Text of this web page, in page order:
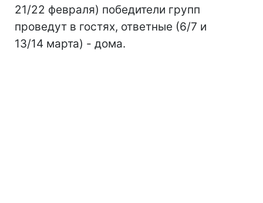
21/22 февраля) победители групп
проведут в гостях, ответные (6/7 и
13/14 марта) - дома.